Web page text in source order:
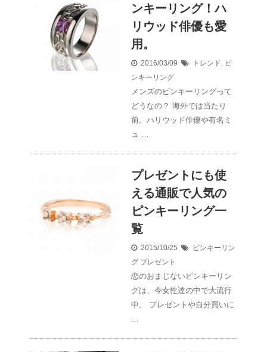
ンキーリング！ハ
リウッド俳優も愛
用。
2016/03/09 トレンド, ピ
ンキーリング
メンズのピンキーリングって
どうなの？ 海外では当たり
前。ハリウッド俳優や有名ミ
ュ …
プレゼントにも使
える通販で人気の
ピンキーリング一
覧
2015/10/25
ピンキーリン
グ プレゼント
恋のおまじないピンキーリン
グは、今女性達の中で大流行
中。 プレゼントや自分買いに